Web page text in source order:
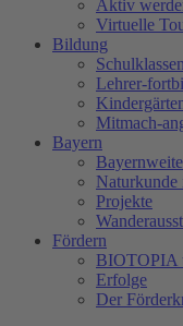
Aktiv
Virtuelle
Bildung
Lehrer-
Mitmach-
Bayern
Naturkunde
Projekte
Fördern
BIOTOPIA
Erfolge
Der